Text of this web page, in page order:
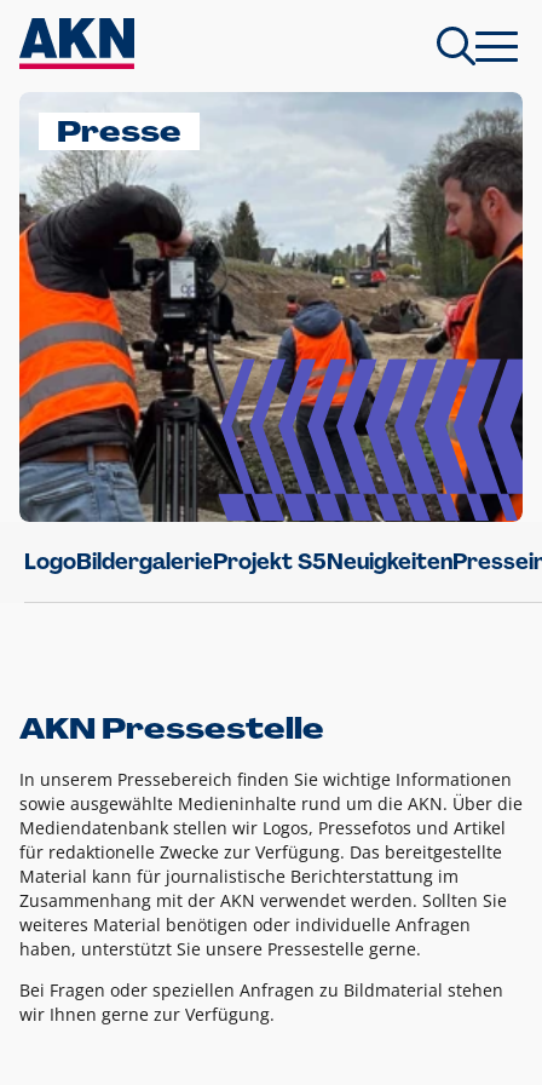
Presse
LogoBildergalerieProjekt S5Neuigkeiten
AKN Pressestelle
In unserem Pressebereich finden Sie wichtige Informationen
sowie ausgewählte Medieninhalte rund um die AKN. Über die
Mediendatenbank stellen wir Logos, Pressefotos und Artikel
für redaktionelle Zwecke zur Verfügung. Das bereitgestellte
Material kann für journalistische Berichterstattung im
Zusammenhang mit der AKN verwendet werden. Sollten Sie
weiteres Material benötigen oder individuelle Anfragen
haben, unterstützt Sie unsere Pressestelle gerne.
Bei Fragen oder speziellen Anfragen zu Bildmaterial stehen
wir Ihnen gerne zur Verfügung.